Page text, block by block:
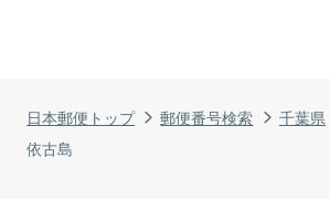
日本郵便トップ 郵便番号検索 千葉県
依古島